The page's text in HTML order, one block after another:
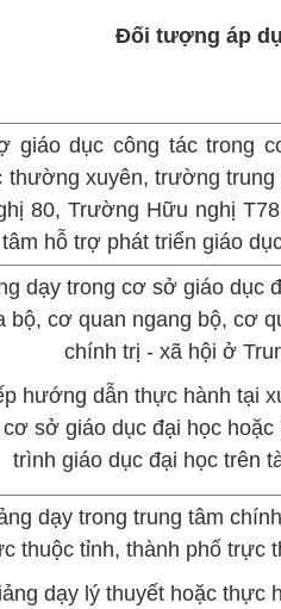
Đối tượng áp
giáo dục công tác trong
thường xuyên, trường
80, Trường Hữu nghị
hỗ trợ phát triển giáo
dạy trong cơ sở giáo dục
bộ, cơ quan ngang bộ, cơ
chính trị - xã hội ở
hướng dẫn thực hành tại
sở giáo dục đại học
trình giáo dục đại học trên
dạy trong trung tâm
thuộc tỉnh, thành phố trực
dạy lý thuyết hoặc thực